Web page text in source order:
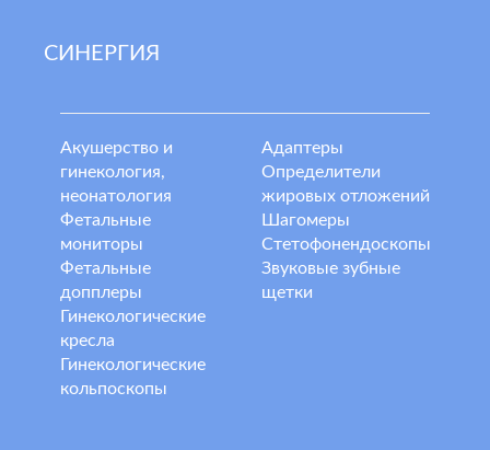
СИНЕРГИЯ
Акушерство и
гинекология,
неонатология
Фетальные
мониторы
Фетальные
допплеры
Гинекологические
кресла
Гинекологические
кольпоскопы
Адаптеры
Определители
жировых отложений
Шагомеры
Стетофонендоскопы
Звуковые зубные
щетки